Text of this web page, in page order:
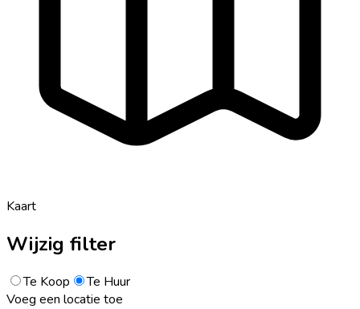
Kaart
Wijzig filter
Te Koop
Te Huur
Voeg een locatie toe